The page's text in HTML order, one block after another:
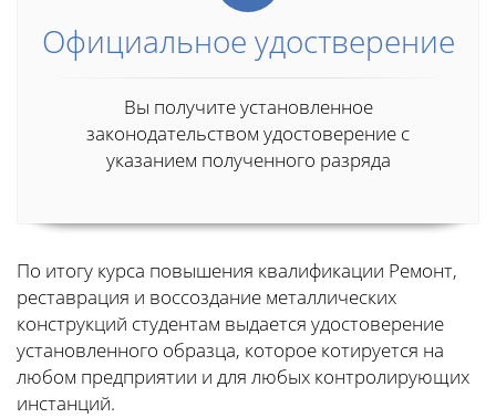
Официальное удостверение
Вы получите установленное
законодательством удостоверение с
указанием полученного разряда
По итогу курса повышения квалификации Ремонт,
реставрация и воссоздание металлических
конструкций студентам выдается удостоверение
установленного образца, которое котируется на
любом предприятии и для любых контролирующих
инстанций.